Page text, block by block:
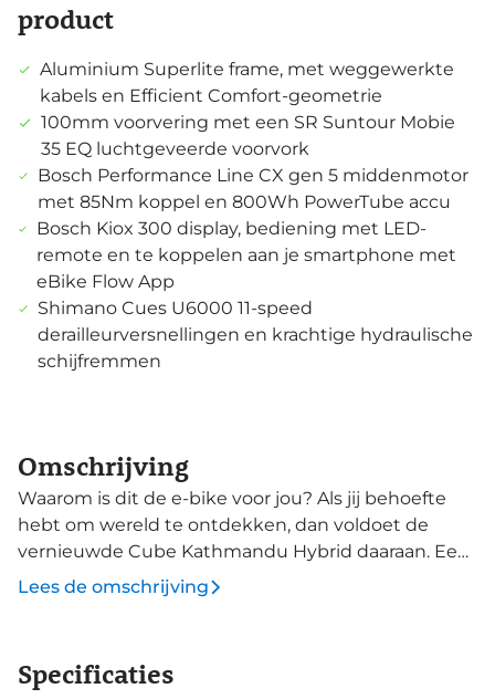
product
Aluminium Superlite frame, met weggewerkte
kabels en Efficient Comfort-geometrie
100mm voorvering met een SR Suntour Mobie
35 EQ luchtgeveerde voorvork
Bosch Performance Line CX gen 5 middenmotor
met 85Nm koppel en 800Wh PowerTube accu
Bosch Kiox 300 display, bediening met LED-
remote en te koppelen aan je smartphone met
eBike Flow App
Shimano Cues U6000 11-speed
derailleurversnellingen en krachtige hydraulische
schijfremmen
Omschrijving
Waarom is dit de e-bike voor jou? Als jij behoefte
hebt om wereld te ontdekken, dan voldoet de
vernieuwde Cube Kathmandu Hybrid daaraan. Een
strakke elektrische fiets, met alle opties en
onderdelen om jou te brengen waar de
lange dagen te kunnen voltooien. De 100mm
Lees de omschrijving
Specificaties